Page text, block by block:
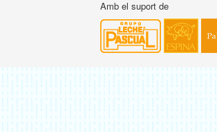
Amb el suport de